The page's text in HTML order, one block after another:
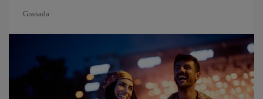
Granada